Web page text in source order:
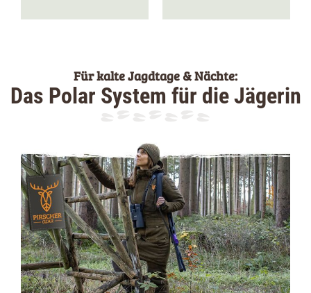
Für kalte Jagdtage & Nächte:
Das Polar System für die Jägerin